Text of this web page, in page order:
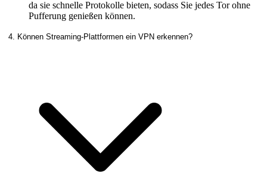
da sie schnelle Protokolle bieten, sodass Sie jedes Tor ohne
Pufferung genießen können.
4. Können Streaming-Plattformen ein VPN erkennen?